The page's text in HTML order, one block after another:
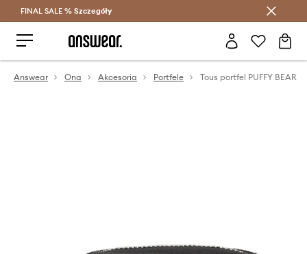
Oszczędzaj z Answear Club >
FINAL SALE % Szczegóły
Answear Ona Akcesoria Portfele Tous portfel PUFFY BEAR